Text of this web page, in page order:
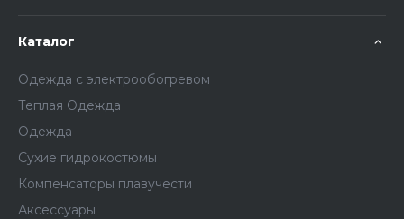
Каталог
Одежда с электрообогревом
Теплая Одежда
Одежда
Сухие гидрокостюмы
Компенсаторы плавучести
Аксессуары